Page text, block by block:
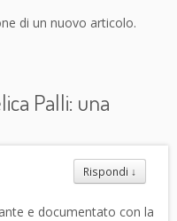
di un nuovo articolo.
Palli: una
Rispondi ↓
e documentato con la